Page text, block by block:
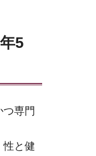
5
専門
性と健